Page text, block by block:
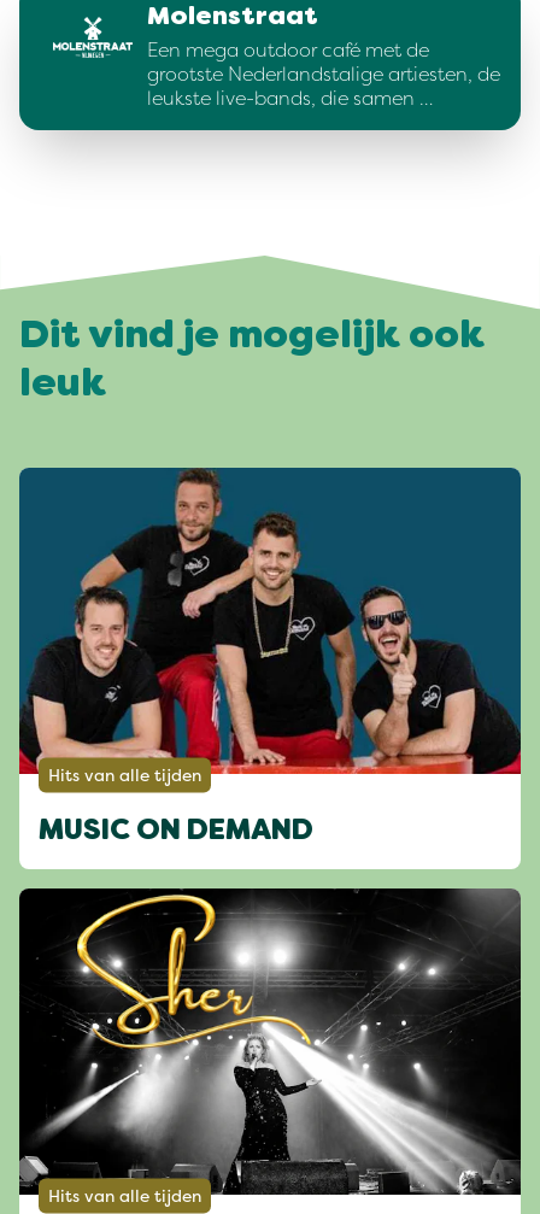
Molenstraat
Een mega outdoor café met de
grootste Nederlandstalige artiesten, de
leukste live-bands, die samen …
Dit vind je mogelijk ook
leuk
Hits van alle tijden
MUSIC ON DEMAND
Hits van alle tijden